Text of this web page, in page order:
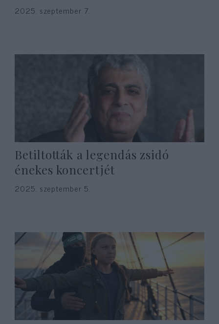
2025. szeptember 7.
Betiltották a legendás zsidó
énekes koncertjét
2025. szeptember 5.